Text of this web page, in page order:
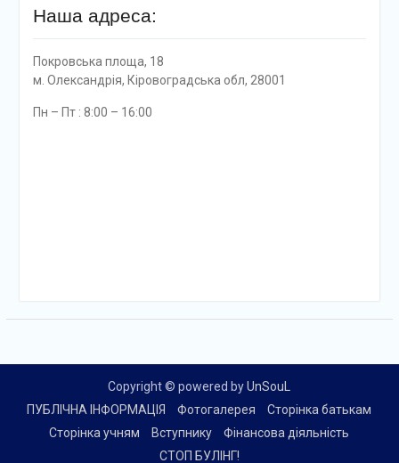
Наша адреса:
Покровська площа, 18
м. Олександрія, Кіровоградська обл, 28001
Пн – Пт : 8:00 – 16:00
Copyright © powered byUnSouL
ПУБЛІЧНА ІНФОРМАЦІЯ
Фотогалерея
Сторінка батькам
Сторінка учням
Вступнику
Фінансова діяльність
СТОП БУЛІНГ!